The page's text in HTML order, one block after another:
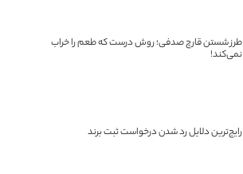
طرز شستن قارچ صدفی؛ روش درست که طعم را خراب
نمی‌کند!
رایج‌ترین دلایل رد شدن درخواست ثبت برند